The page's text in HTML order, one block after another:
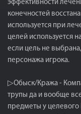
эффективности
конечностей
используется при
целей используется
если цель не
персонажа игрока.
▷Обыск/Кража -
трупы да и вообще
предметы у целевого